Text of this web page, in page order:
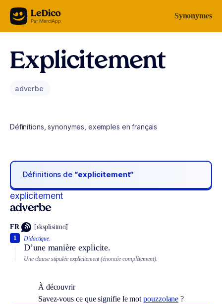
Aller au contenu Synonymes
Explicitement
adverbe
Définitions, synonymes, exemples en français
Définitions de “explicitement“
explicitement
adverbe
FR [ɛksplisitmɑ̃]
Didactique.
D’une manière explicite.
1
Une clause stipulée explicitement (énoncée complètement).
À découvrir
Savez-vous ce que signifie le motpouzzolane ?